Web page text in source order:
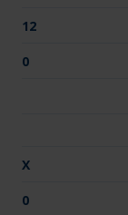
12
0
X
0